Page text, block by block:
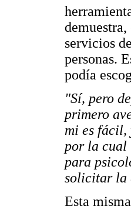
servicios
personas.
podía
"Sí, pero
primero
mi es fácil,
por la cual
para
solicitar la
Esta